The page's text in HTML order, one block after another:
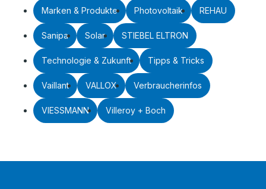
Marken & Produkte Photovoltaik REHAU
Sanipa Solar STIEBEL ELTRON
Technologie & Zukunft Tipps & Tricks
Vaillant VALLOX Verbraucherinfos
VIESSMANN Villeroy + Boch